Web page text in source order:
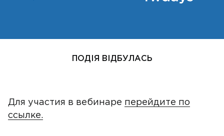
ПОДІЯ ВІДБУЛАСЬ
Для участия в вебинаре перейдите по
ссылке.